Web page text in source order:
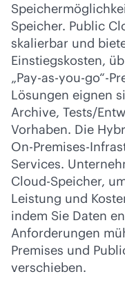
Speicher. Public
skalierbar und
Einstiegskosten,
„Pay-as-you-go“-
Lösungen eignen
Archive, Tests/
Vorhaben. Die
On-Premises-
Services.
Cloud-Speicher,
Leistung und
indem Sie Daten
Anforderungen
Premises und
verschieben.